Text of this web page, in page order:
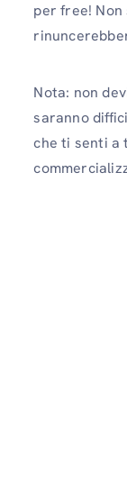
per free! Non
Nota: non
saranno
che ti senti a